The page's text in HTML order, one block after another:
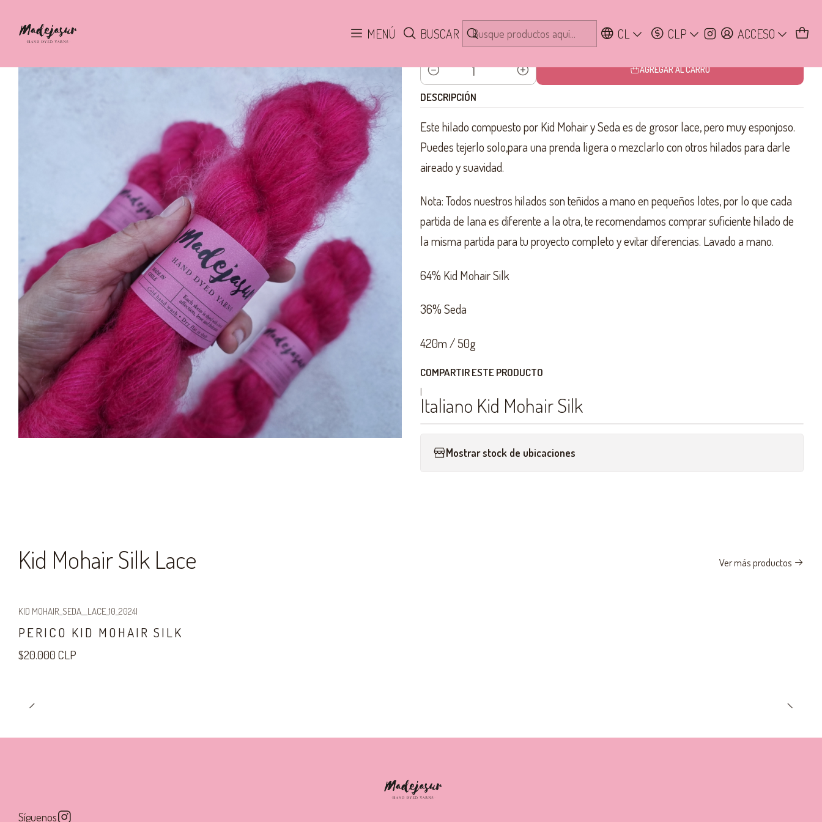
MENÚ BUSCAR CL CLP ACCESO
Cantidad
AGREGAR AL CARRO
DESCRIPCIÓN
Este hilado compuesto por Kid Mohair y Seda es de grosor lace, pero muy esponjoso.
Puedes tejerlo solo,para una prenda ligera o mezclarlo con otros hilados para darle
aireado y suavidad.
Nota: Todos nuestros hilados son teñidos a mano en pequeños lotes, por lo que cada
partida de lana es diferente a la otra, te recomendamos comprar suficiente hilado de
la misma partida para tu proyecto completo y evitar diferencias. Lavado a mano.
64% Kid Mohair Silk
36% Seda
420m / 50g
COMPARTIR ESTE PRODUCTO
|
Italiano Kid Mohair Silk
Mostrar stock de ubicaciones
Kid Mohair Silk Lace Ver más productos
KID MOHAIR_SEDA__LACE_10_2024|
PERICO KID MOHAIR SILK
$20.000 CLP
Síguenos